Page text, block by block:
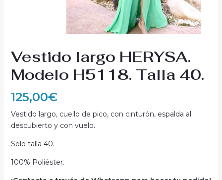
Vestido largo HERYSA.
Modelo H5118. Talla 40.
125,00€
Vestido largo, cuello de pico, con cinturón, espalda al
descubierto y con vuelo.
Solo talla 40.
100% Poliéster.